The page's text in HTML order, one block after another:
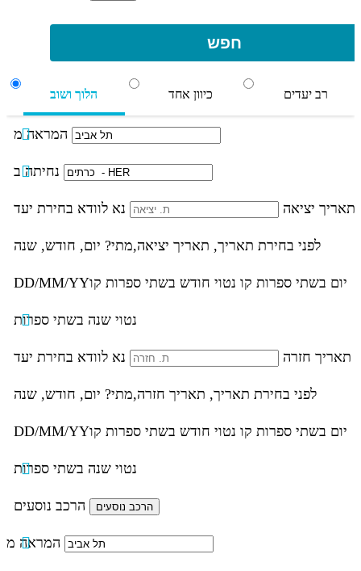
חפש
הלוך ושוב כיוון אחד רב יעדים
המראה מ
נחיתה ב
תאריך יציאה נא לוודא בחירת יעד
לפני בחירת תאריך, תאריך יציאה,מתי? יום, חודש, שנה
DD/MM/YYיום בשתי ספרות קו נטוי חודש בשתי ספרות קו
נטוי שנה בשתי ספרות
תאריך חזרה נא לוודא בחירת יעד
לפני בחירת תאריך, תאריך חזרה,מתי? יום, חודש, שנה
DD/MM/YYיום בשתי ספרות קו נטוי חודש בשתי ספרות קו
נטוי שנה בשתי ספרות
הרכב נוסעים
המראה מ